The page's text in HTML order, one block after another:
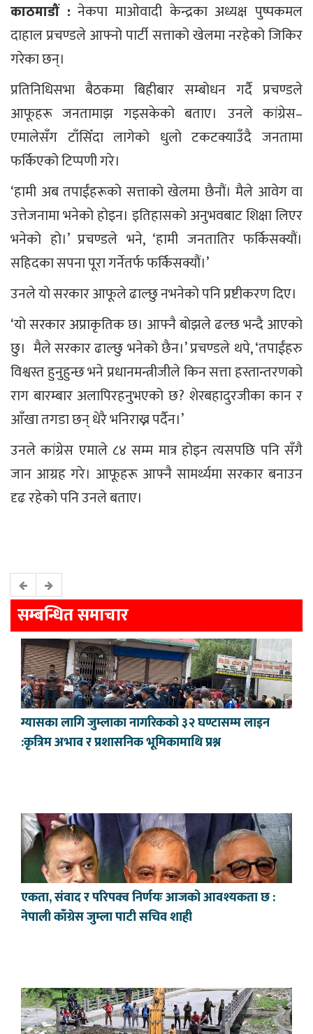
काठमाडौं : नेकपा माओवादी केन्द्रका अध्यक्ष पुष्पकमल
दाहाल प्रचण्डले आफ्नो पार्टी सत्ताको खेलमा नरहेको जिकिर
गरेका छन्।
प्रतिनिधिसभा बैठकमा बिहीबार सम्बोधन गर्दै प्रचण्डले
आफूहरू जनतामाझ गइसकेको बताए। उनले कांग्रेस–
एमालेसँग टाँसिँदा लागेको धुलो टकटक्याउँदै जनतामा
फर्किएको टिप्पणी गरे।
‘हामी अब तपाईंहरूको सत्ताको खेलमा छैनौं। मैले आवेग वा
उत्तेजनामा भनेको होइन। इतिहासको अनुभवबाट शिक्षा लिएर
भनेको हो।’ प्रचण्डले भने, ‘हामी जनतातिर फर्किसक्यौं।
सहिदका सपना पूरा गर्नेतर्फ फर्किसक्यौं।’
उनले यो सरकार आफूले ढाल्छु नभनेको पनि प्रष्टीकरण दिए।
‘यो सरकार अप्राकृतिक छ। आफ्नै बोझले ढल्छ भन्दै आएको
छु। मैले सरकार ढाल्छु भनेको छैन।’ प्रचण्डले थपे, ‘तपाईंहरु
विश्वस्त हुनुहुन्छ भने प्रधानमन्त्रीजीले किन सत्ता हस्तान्तरणको
राग बारम्बार अलापिरहनुभएको छ? शेरबहादुरजीका कान र
आँखा तगडा छन् धेरै भनिराख्न पर्दैन।’
उनले कांग्रेस एमाले ८४ सम्म मात्र होइन त्यसपछि पनि सँगै
जान आग्रह गरे। आफूहरू आफ्नै सामर्थ्यमा सरकार बनाउन
दृढ रहेको पनि उनले बताए।
सम्बन्धित समाचार
ग्यासका लागि जुम्लाका नागरिकको ३२ घण्टासम्म लाइन
:कृत्रिम अभाव र प्रशासनिक भूमिकामाथि प्रश्न
एकता, संवाद र परिपक्व निर्णयः आजको आवश्यकता छ :
नेपाली काँग्रेस जुम्ला पाटी सचिव शाही